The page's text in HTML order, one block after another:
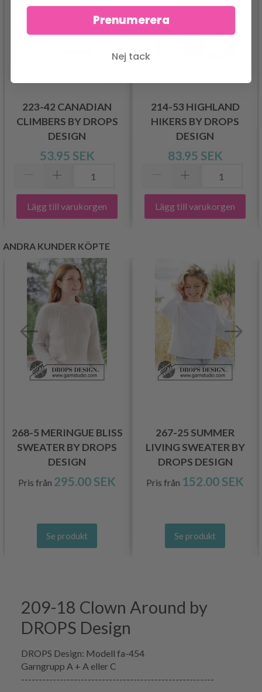
223-42 CANADIAN
CLIMBERS BY DROPS
DESIGN
53.95 SEK
Lägg till varukorgen
214-53 HIGHLAND
HIKERS BY DROPS
DESIGN
83.95 SEK
Lägg till varukorgen
ANDRA KUNDER KÖPTE
268-5 MERINGUE BLISS
SWEATER BY DROPS
DESIGN
Pris från 295.00 SEK
Se produkt
267-25 SUMMER
LIVING SWEATER BY
DROPS DESIGN
Pris från 152.00 SEK
Se produkt
209-18 Clown Around by
DROPS Design
DROPS Design: Modell fa-454
Garngrupp A + A eller C
-------------------------------------------------------
Prenumerera
Nej tack